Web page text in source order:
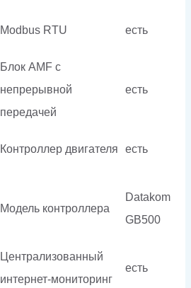
Modbus RTU есть
Блок AMF с
непрерывной
передачей
есть
Контроллер двигателя есть
Модель контроллера
Datakom
GB500
Централизованный
интернет-мониторинг
есть